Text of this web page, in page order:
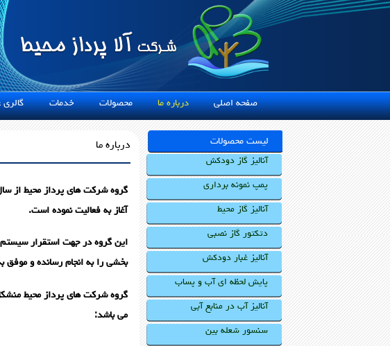
صفحه اصلیدرباره مامحصولاتخدمات
درباره ما
آغاز به فعالیت نموده است.
بخشی را به انجام رسانده و موفق
گروه شرکت های پرداز محیط
می باشد:
لیست محصولات
آنالیز گاز دودکش
پمپ نمونه برداری
آنالیز گاز محیط
دتکتور گاز نصبی
آنالیز غبار دودکش
پایش لحظه ای آب و پساب
آنالیز آب در منابع آبی
سنسور شعله بین